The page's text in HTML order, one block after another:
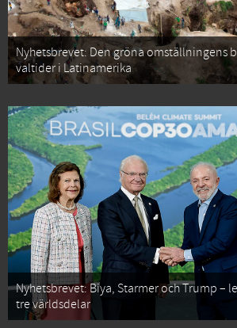
Nyhetsbrevet: Den gröna omställningens
valtider i Latinamerika
Nyhetsbrevet: Biya, Starmer och Trump –
tre världsdelar